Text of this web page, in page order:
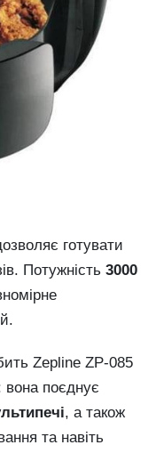
готувати
Потужність 3000
Zepline ZP-085
вона поєднує
, а також
та навіть